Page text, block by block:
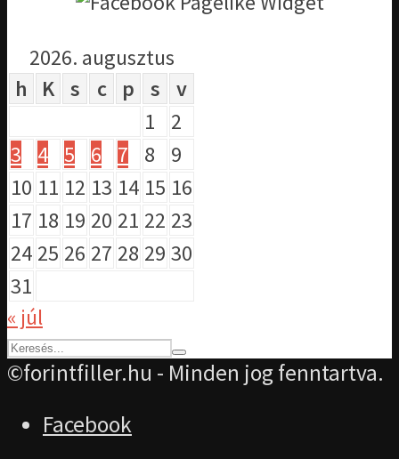
2026. augusztus
h
K s c p s
v
1
2
3
4 5 6 7 8
9
10 11 12 13 14 15 16
17 18 19 20 21 22 23
24 25 26 27 28 29 30
31
« júl
©forintfiller.hu - Minden jog fenntartva.
Facebook